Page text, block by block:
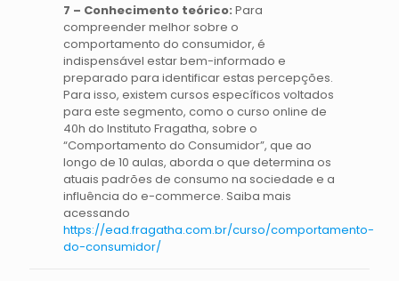
7 – Conhecimento teórico: Para
compreender melhor sobre o
comportamento do consumidor, é
indispensável estar bem-informado e
preparado para identificar estas percepções.
Para isso, existem cursos específicos voltados
para este segmento, como o curso online de
40h do Instituto Fragatha, sobre o
“Comportamento do Consumidor”, que ao
longo de 10 aulas, aborda o que determina os
atuais padrões de consumo na sociedade e a
influência do e-commerce. Saiba mais
acessando
https://ead.fragatha.com.br/curso/comportamento-
do-consumidor/